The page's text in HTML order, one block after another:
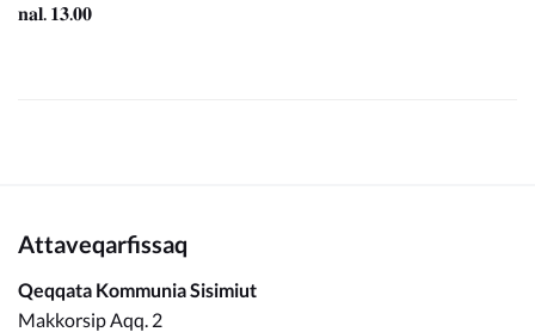
𝐧𝐚𝐥. 𝟏𝟑.𝟎𝟎
Attaveqarfissaq
Qeqqata Kommunia Sisimiut
Makkorsip Aqq. 2